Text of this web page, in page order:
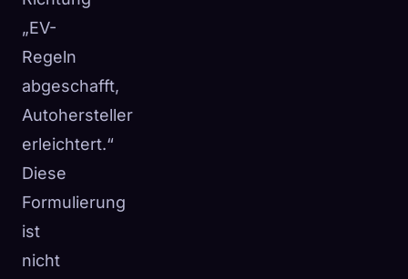
„EV-
Regeln
abgeschafft,
Autohersteller
erleichtert.“
Diese
Formulierung
ist
nicht